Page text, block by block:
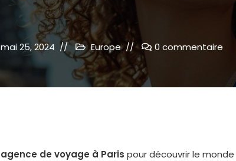
mai 25, 2024 Europe 0 commentaire
agence de voyage à Paris pour découvrir le monde